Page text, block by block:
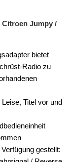
Jumpy /
bietet
Radio zu
Titel vor und
gestellt: